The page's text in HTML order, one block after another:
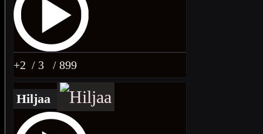
+2 / 3 / 899
Hiljaa